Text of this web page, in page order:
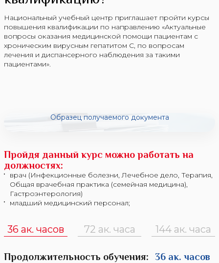
Национальный учебный центр приглашает пройти курсы
повышения квалификации по направлению «Актуальные
вопросы оказания медицинской помощи пациентам с
хроническим вирусным гепатитом С, по вопросам
лечения и диспансерного наблюдения за такими
пациентами».
36 ак. часов 72 ак. часа 144 ак. часа
Продолжительность обучения: 36 ак. часов
Пройдя данный курс можно работать на
должностях:
врач (Инфекционные болезни, Лечебное дело, Терапия,
Общая врачебная практика (семейная медицина),
Гастроэнтерология)
младший медицинский персонал;
Образец получаемого документа